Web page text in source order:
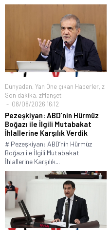
Dünyadan, Yan Öne çıkan Haberler, z
Son dakika, zManşet
08/08/2026 16:12
Pezeşkiyan: ABD’nin Hürmüz
Boğazı ile İlgili Mutabakat
İhlallerine Karşılık Verdik
# Pezeşkiyan: ABD’nin Hürmüz
Boğazı ile İlgili Mutabakat
İhlallerine Karşılık...